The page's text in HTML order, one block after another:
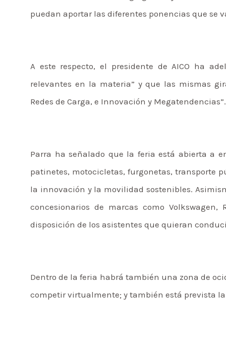
puedan aportar las diferentes ponencias que se
A este respecto, el presidente de AICO ha
relevantes en la materia” y que las mismas
Redes de Carga, e Innovación y Megatendencias”.
Parra ha señalado que la feria está abierta a
patinetes, motocicletas, furgonetas, transporte
la innovación y la movilidad sostenibles.
concesionarios de marcas como
disposición de los asistentes que quieran
Dentro de la feria habrá también una zona de
competir virtualmente; y también está prevista